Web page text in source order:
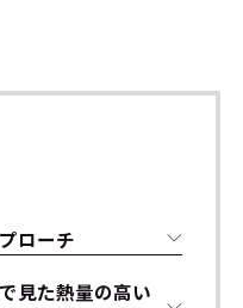
ローチ
見た熱量の高い